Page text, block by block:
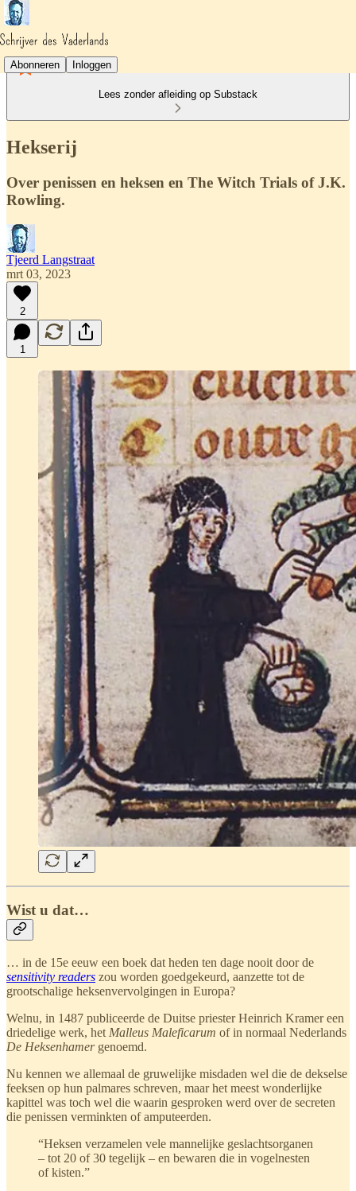
Abonneren Inloggen
Lees zonder afleiding op Substack
Hekserij
Over penissen en heksen en The Witch Trials of J.K.
Rowling.
Tjeerd Langstraat
mrt 03, 2023
2
1
Wist u dat…
… in de 15e eeuw een boek dat heden ten dage nooit door de
sensitivity readers zou worden goedgekeurd, aanzette tot de
grootschalige heksenvervolgingen in Europa?
Welnu, in 1487 publiceerde de Duitse priester Heinrich Kramer een
driedelige werk, het Malleus Maleficarum of in normaal Nederlands
De Heksenhamergenoemd.
Nu kennen we allemaal de gruwelijke misdaden wel die de dekselse
feeksen op hun palmares schreven, maar het meest wonderlijke
kapittel was toch wel die waarin gesproken werd over de secreten
die penissen verminkten of amputeerden.
“Heksen verzamelen vele mannelijke geslachtsorganen
– tot 20 of 30 tegelijk – en bewaren die in vogelnesten
of kisten.”